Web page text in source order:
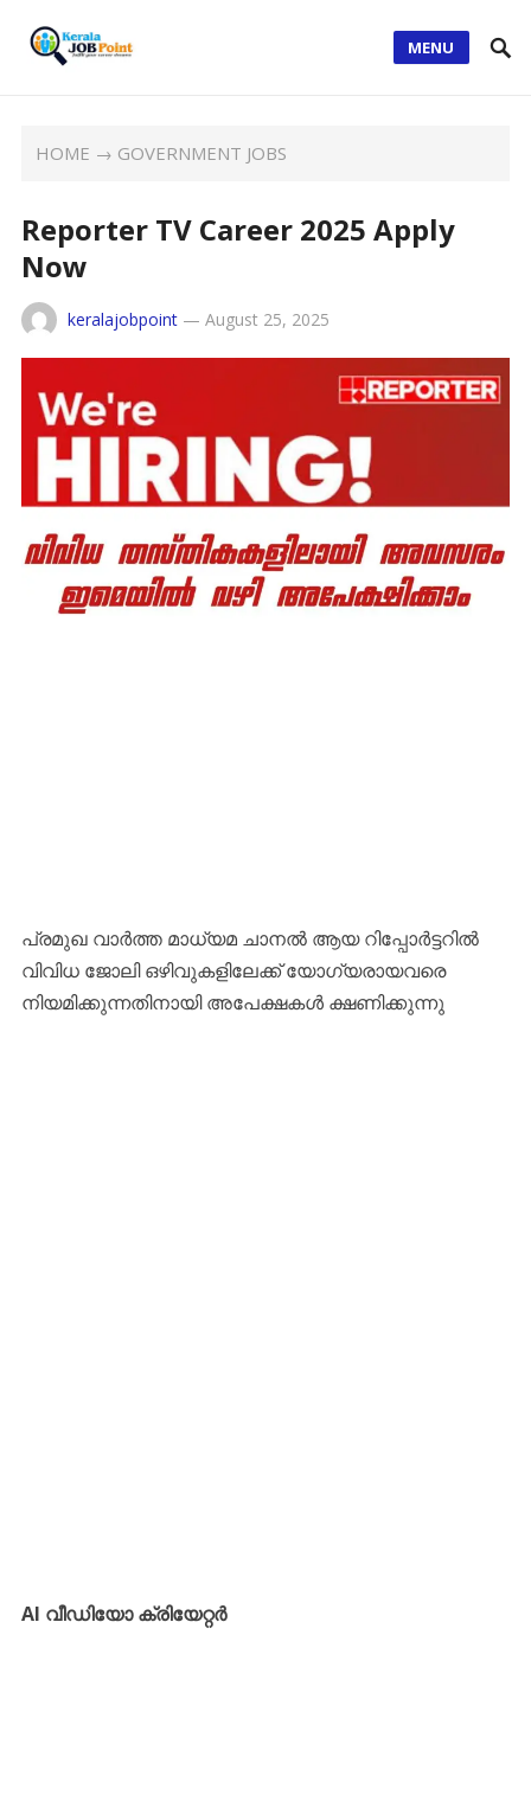
MENU
HOME → GOVERNMENT JOBS
Reporter TV Career 2025 Apply
Now
keralajobpoint— August 25, 2025
പ്രമുഖ വാർത്ത മാധ്യമ ചാനൽ ആയ റിപ്പോർട്ടറിൽ
വിവിധ ജോലി ഒഴിവുകളിലേക്ക് യോഗ്യരായവരെ
നിയമിക്കുന്നതിനായി അപേക്ഷകൾ ക്ഷണിക്കുന്നു
AI വീഡിയോ ക്രിയേറ്റർ